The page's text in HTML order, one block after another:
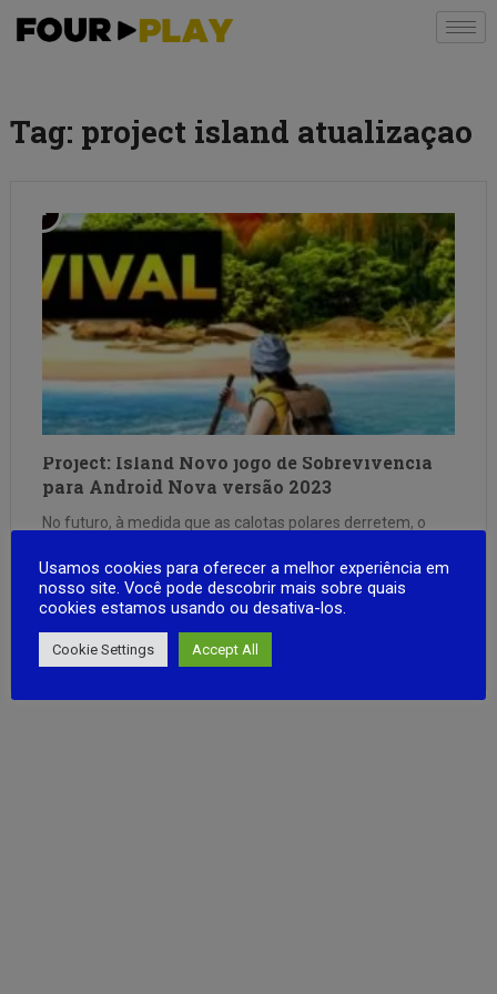
Tag: project island atualizaçao
Project: Island Novo jogo de Sobrevivencia
para Android Nova versão 2023
No futuro, à medida que as calotas polares derretem, o
separado em várias ilhas.Os sobreviventes devem se
adaptar a este novo mundo: Island World Flutue no mar em
FULL ARTICLE
Usamos cookies para oferecer a melhor experiência em
nosso site. Você pode descobrir mais sobre quais
cookies estamos usando ou desativa-los.
Cookie Settings Accept All